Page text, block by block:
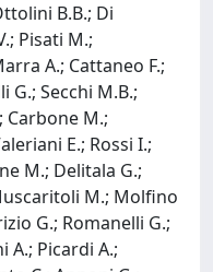
B.B.; Di
Pisati M.;
A.; Cattaneo F.;
G.; Secchi M.B.;
Carbone M.;
E.; Rossi I.;
M.; Delitala G.;
M.; Molfino
G.; Romanelli G.;
A.; Picardi A.;